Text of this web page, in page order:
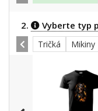
2. Vyberte typ
Tričká Mikiny